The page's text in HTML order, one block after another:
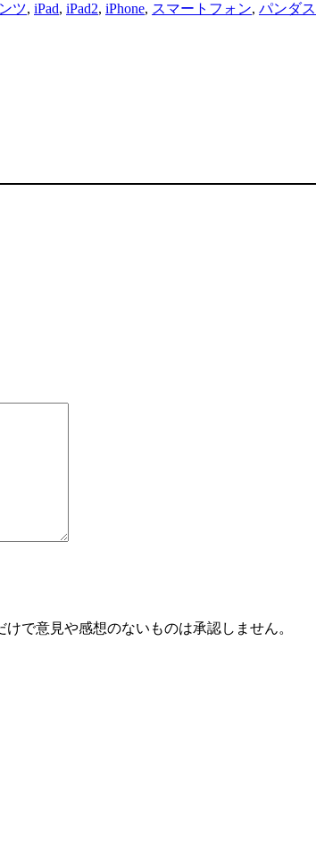
ツ, iPad, iPad2, iPhone, スマートフォン, パンダ
で意見や感想のないものは承認しません。